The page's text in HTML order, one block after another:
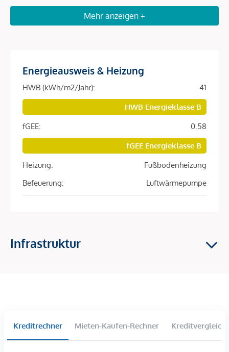
Ausstattung & Vorteile im Überblick
Energieeffizientes Wohnkonzept mit
Ruhige, angenehme Wohnlage mit guter
Provisionsfreier Erwerb direkt vom Bauträger
Flexible Besichtigung nach Terminvereinbarung
Derzeit profitieren Sie von einer Gebührenbefreiung für die
eine attraktive Ersparnis, die dieses Angebot besonders
Modern wohnen mit Zukunftsperspektive
Mehr anzeigen +
Energieausweis & Heizung
HWB (kWh/m2/Jahr):
41
HWB Energieklasse B
fGEE:
0.58
fGEE Energieklasse B
Heizung:
Fußbodenheizung
Befeuerung:
Luftwärmepumpe
Infrastruktur
Kreditrechner Mieten-Kaufen-Rechner Kreditvergleich